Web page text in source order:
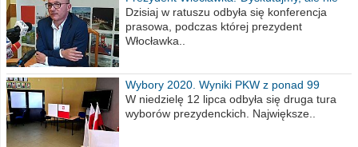
obrażajmy się”
Dzisiaj w ratuszu odbyła się konferencja
prasowa, podczas której prezydent
Włocławka..
Wybory 2020. Wyniki PKW z ponad 99
procent obwodów
W niedzielę 12 lipca odbyła się druga tura
wyborów prezydenckich. Największe..